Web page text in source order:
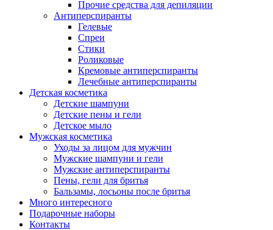
Прочие средства для депиляции
Антиперспиранты
Гелевые
Спреи
Стики
Роликовые
Кремовые антиперспиранты
Лечебные антиперспиранты
Детская косметика
Детские шампуни
Детские пены и гели
Детское мыло
Мужская косметика
Уходы за лицом для мужчин
Мужские шампуни и гели
Мужские антиперспиранты
Пены, гели для бритья
Бальзамы, лосьоны после бритья
Много интересного
Подарочные наборы
Контакты